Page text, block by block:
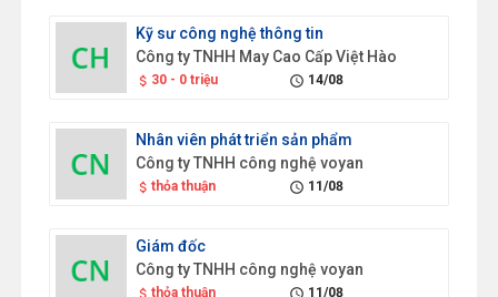
Kỹ sư công nghệ thông tin
Công ty TNHH May Cao Cấp Việt Hào
attach_money 30 - 0 triệu schedule 14/08
Nhân viên phát triển sản phẩm
Công ty TNHH công nghệ voyan
attach_money thỏa thuận schedule 11/08
Giám đốc
Công ty TNHH công nghệ voyan
attach_money thỏa thuận schedule 11/08